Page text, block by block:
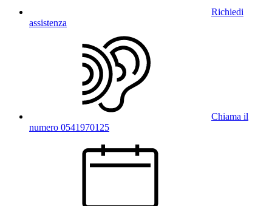
Richiedi
assistenza
Chiama il
numero 0541970125